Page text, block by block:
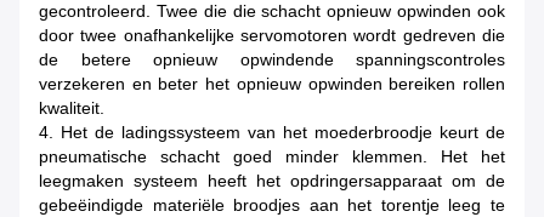
gecontroleerd. Twee die die schacht opnieuw opwinden ook
door twee onafhankelijke servomotoren wordt gedreven die
de betere opnieuw opwindende spanningscontroles
verzekeren en beter het opnieuw opwinden bereiken rollen
kwaliteit.
4. Het de ladingssysteem van het moederbroodje keurt de
pneumatische schacht goed minder klemmen. Het het
leegmaken systeem heeft het opdringersapparaat om de
gebeëindigde materiële broodjes aan het torentje leeg te